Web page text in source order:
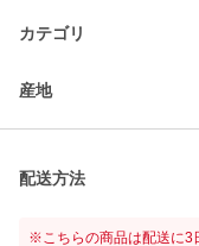
カテゴリ
産地
配送方法
※こちらの商品は配送に3